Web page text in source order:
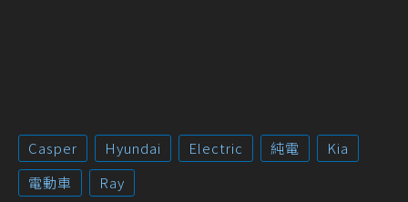
Casper Hyundai Electric 純電
Kia
電動車
Ray